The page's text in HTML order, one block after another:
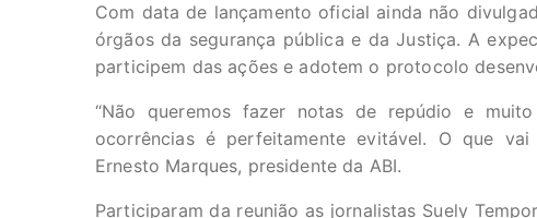
Com data de lançamento oficial ainda não
órgãos da segurança pública e da Justiça. A
participem das ações e adotem o protocolo
“Não queremos fazer notas de repúdio e
ocorrências é perfeitamente evitável. O que
Ernesto Marques, presidente da ABI.
Participaram da reunião as jornalistas Suely